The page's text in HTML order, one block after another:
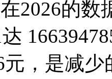
2026的数
元，是减